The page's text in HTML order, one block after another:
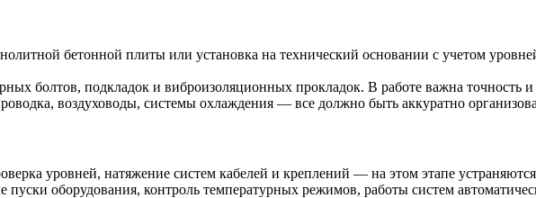
бетонной плиты или установка на технический основании с учетом
болтов, подкладок и виброизоляционных прокладок. В работе важна точность
воздуховоды, системы охлаждения — все должно быть аккуратно
уровней, натяжение систем кабелей и креплений — на этом этапе
пуски оборудования, контроль температурных режимов, работы систем